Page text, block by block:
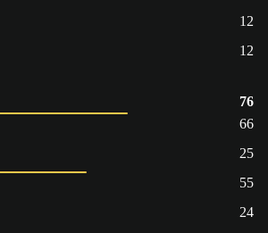
12
12
76
66
25
55
24